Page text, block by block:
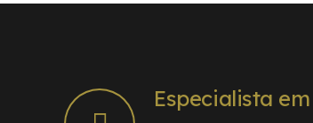
Especialista em